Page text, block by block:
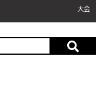
大会